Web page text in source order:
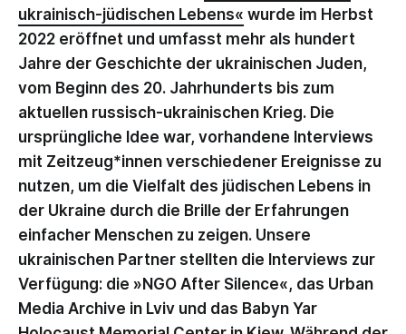
ukrainisch-jüdischen Lebens« wurde im Herbst
2022 eröffnet und umfasst mehr als hundert
Jahre der Geschichte der ukrainischen Juden,
vom Beginn des 20. Jahrhunderts bis zum
aktuellen russisch-ukrainischen Krieg. Die
ursprüngliche Idee war, vorhandene Interviews
mit Zeitzeug*innen verschiedener Ereignisse zu
nutzen, um die Vielfalt des jüdischen Lebens in
der Ukraine durch die Brille der Erfahrungen
einfacher Menschen zu zeigen. Unsere
ukrainischen Partner stellten die Interviews zur
Verfügung: die »NGO After Silence«, das Urban
Media Archive in Lviv und das Babyn Yar